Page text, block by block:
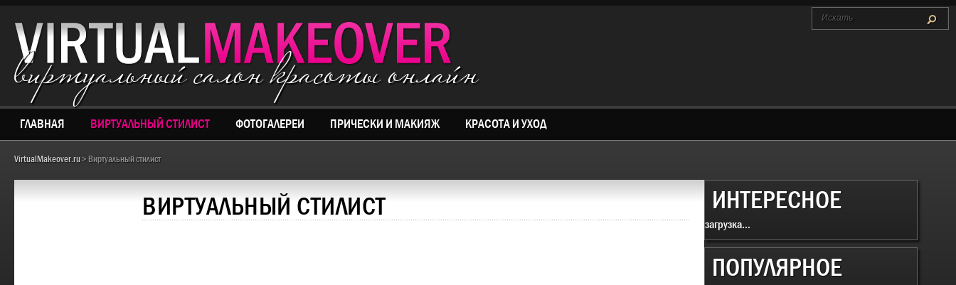
виртуальный салон красоты онлайн
ГЛАВНАЯ ВИРТУАЛЬНЫЙ СТИЛИСТ ФОТОГАЛЕРЕИ ПРИЧЕСКИ И МАКИЯЖ КРАСОТА И УХОД
VirtualMakeover.ru> Виртуальный стилист
ВИРТУАЛЬНЫЙ СТИЛИСТ ИНТЕРЕСНОЕ
загрузка...
ПОПУЛЯРНОЕ